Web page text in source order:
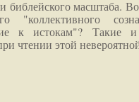
библейского масштаба.
"коллективного
к истокам"? Такие
чтении этой